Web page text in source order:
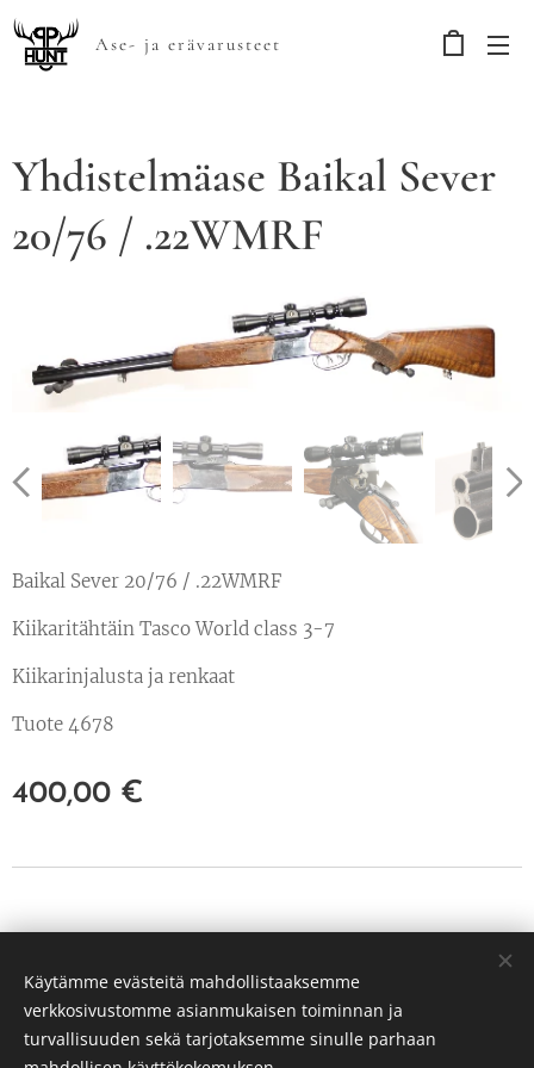
Ase- ja erävarusteet
Yhdistelmäase Baikal Sever
20/76 / .22WMRF
Baikal Sever 20/76 / .22WMRF
Kiikaritähtäin Tasco World class 3-7
Kiikarinjalusta ja renkaat
Tuote 4678
400,00 €
PP Hunt Oy Tuusula
3239651-3
Evästeet
Käytämme evästeitä mahdollistaaksemme
verkkosivustomme asianmukaisen toiminnan ja
turvallisuuden sekä tarjotaksemme sinulle parhaan